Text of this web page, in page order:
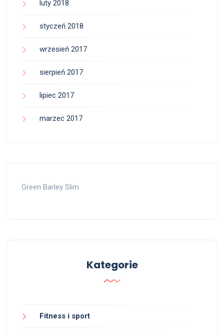
luty 2018
styczeń 2018
wrzesień 2017
sierpień 2017
lipiec 2017
marzec 2017
Green Barley Slim
Kategorie
Fitness i sport